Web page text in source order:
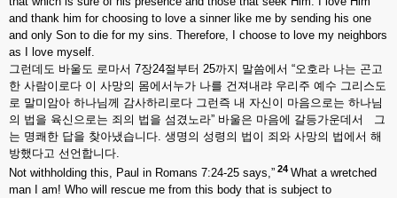
and thank him for choosing to love a sinner like me by sending his one
and only Son to die for my sins. Therefore, I choose to love my neighbors
as I love myself.
그런데도 바울도 로마서 7장24절부터 25까지 말씀에서 “오호라 나는 곤고
한 사람이로다 이 사망의 몸에서누가 나를 건져내랴 우리주 예수 그리스도
로 말미암아 하나님께 감사하리로다 그런즉 내 자신이 마음으로는 하나님
의 법을 육신으로는 죄의 법을 섬겼노라” 바울은 마음에 갈등가운데서 그
는 명쾌한 답을 찾아냈습니다. 생명의 성령의 법이 죄와 사망의 법에서 해
방했다고 선언합니다.
Not withholding this, Paul in Romans 7:24-25 says,” 24 What a wretched
man I am! Who will rescue me from this body that is subject to